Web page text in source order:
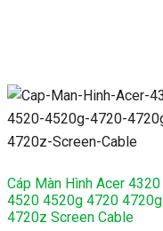
Cáp Màn Hình Acer 4320
4520 4520g 4720 4720g
4720z Screen Cable